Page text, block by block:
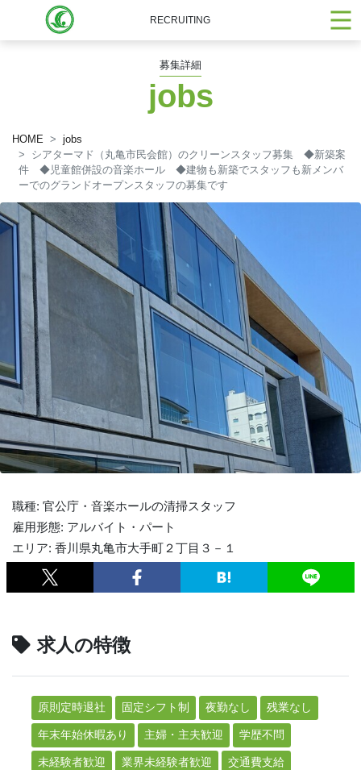
RECRUITING
募集詳細
jobs
HOME
jobs
シアターマド（丸亀市民会館）のクリーンスタッフ募集 ◆新築案
件 ◆児童館併設の音楽ホール ◆建物も新築でスタッフも新メンバ
ーでのグランドオープンスタッフの募集です
職種: 官公庁・音楽ホールの清掃スタッフ
雇用形態: アルバイト・パート
エリア: 香川県丸亀市大手町２丁目３－１
求人の特徴
原則定時退社 固定シフト制 夜勤なし 残業なし
年末年始休暇あり 主婦・主夫歓迎 学歴不問
未経験者歓迎 業界未経験者歓迎 交通費支給